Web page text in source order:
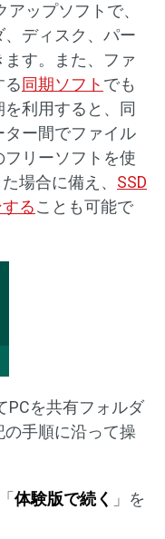
ップソフトで、
ディスク、パー
す。また、ファ
る同期ソフト でも
利用すると、同
ター間でファイル
リーソフトを使
場合に備え、 SSD
ることも可能で
PCを共有フォルダ
手順に沿って操
体験版で続く 」を